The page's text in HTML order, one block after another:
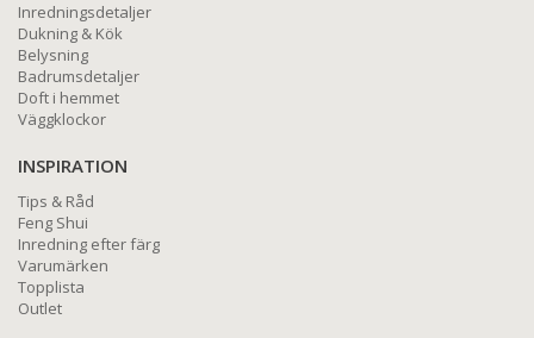
Inredningsdetaljer
Dukning & Kök
Belysning
Badrumsdetaljer
Doft i hemmet
Väggklockor
INSPIRATION
Tips & Råd
Feng Shui
Inredning efter färg
Varumärken
Topplista
Outlet